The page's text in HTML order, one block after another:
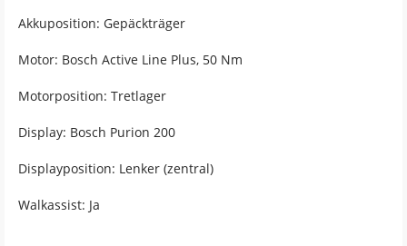
Akkuposition: Gepäckträger
Motor: Bosch Active Line Plus, 50 Nm
Motorposition: Tretlager
Display: Bosch Purion 200
Displayposition: Lenker (zentral)
Walkassist: Ja